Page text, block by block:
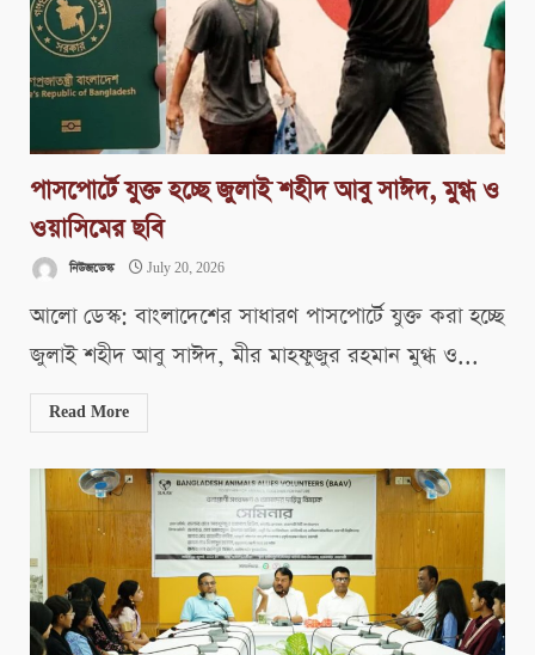
পাসপোর্টে যুক্ত হচ্ছে জুলাই শহীদ আবু সাঈদ, মুগ্ধ ও
ওয়াসিমের ছবি
নিউজডেস্ক July 20, 2026
আলো ডেস্ক: বাংলাদেশের সাধারণ পাসপোর্টে যুক্ত করা হচ্ছে
জুলাই শহীদ আবু সাঈদ, মীর মাহফুজুর রহমান মুগ্ধ ও...
Read More